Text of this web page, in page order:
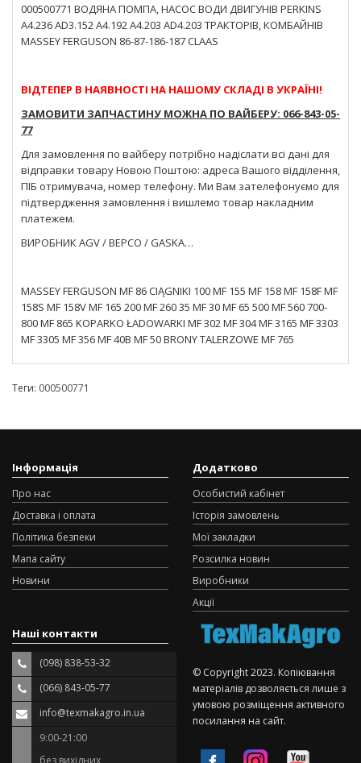
000500771 ВОДЯНА ПОМПА, НАСОС ВОДИ ДВИГУНІВ PERKINS
A4.236 AD3.152 A4.192 A4.203 AD4.203 ТРАКТОРІВ, КОМБАЙНІВ
MASSEY FERGUSON 86-87-186-187 CLAAS
ВІДТЕПЕР В НАЯВНОСТІ НА НАШОМУ СКЛАДІ В УКРАЇНІ!
ЗАМОВИТИ ЗАПЧАСТИНУ МОЖНА ПО ВАЙБЕРУ: 066-843-05-
77
Для замовлення по вайберу потрібно надіслати всі дані для
відправки товару Новою Поштою: адреса Вашого відділення,
ПІБ отримувача, номер телефону. Ми Вам зателефонуємо для
підтвердження замовлення і вишлемо товар накладним
платежем.
ВИРОБНИК AGV / BEPCO / GASKA…
MASSEY FERGUSON MF 86 CIĄGNIKI 100 MF 155 MF 158 MF 158F MF
158S MF 158V MF 165 200 MF 260 35 MF 30 MF 65 500 MF 560 700-
800 MF 865 KOPARKO ŁADOWARKI MF 302 MF 304 MF 3165 MF 3303
MF 3305 MF 356 MF 40B MF 50 BRONY TALERZOWE MF 765
Теги: 000500771
Інформація
Про нас
Доставка і оплата
Політика безпеки
Мапа сайту
Новини
Додатково
Особистий кабінет
Історія замовлень
Мої закладки
Розсилка новин
Виробники
Акції
Наші контакти
(098) 838-53-32
(066) 843-05-77
info@texmakagro.in.ua
9:00-21:00
без вихідних
© Copyright 2023. Копіювання
матеріалів дозволяється лише з
умовою розміщення активного
посилання на сайт.